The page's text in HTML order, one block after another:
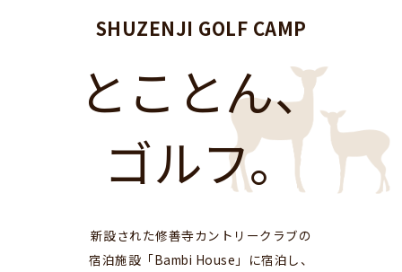
SHUZENJI GOLF CAMP
とことん、
ゴルフ。
新設された修善寺カントリークラブの
宿泊施設「Bambi House」に宿泊し、